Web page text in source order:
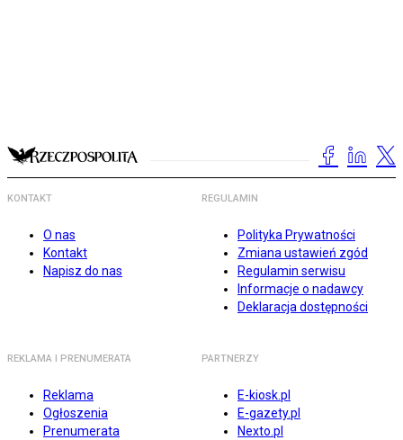
KONTAKT
O nas
Kontakt
Napisz do nas
REGULAMIN
Polityka Prywatności
Zmiana ustawień zgód
Regulamin serwisu
Informacje o nadawcy
Deklaracja dostępności
REKLAMA I PRENUMERATA
Reklama
Ogłoszenia
Prenumerata
PARTNERZY
E-kiosk.pl
E-gazety.pl
Nexto.pl